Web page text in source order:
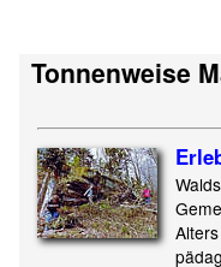
Tonnenweise